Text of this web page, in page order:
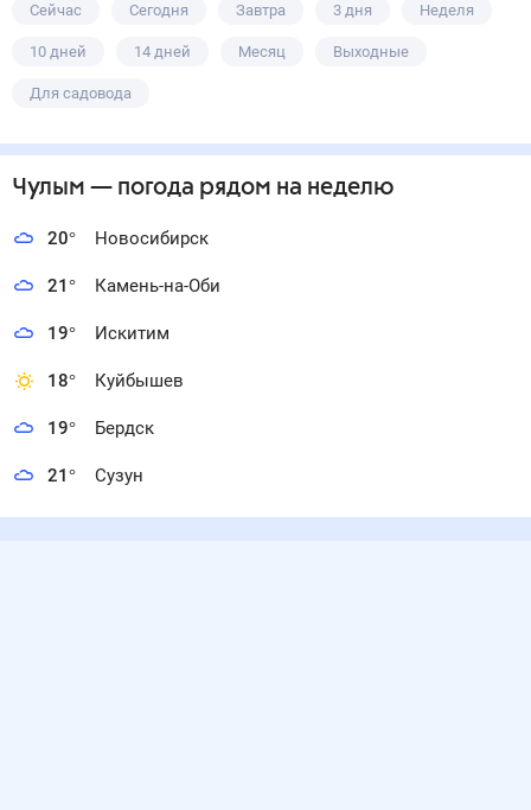
Сейчас Сегодня Завтра 3 дня Неделя
10 дней 14 дней Месяц Выходные
Для садовода
Чулым — погода рядом на неделю
20° Новосибирск
21° Камень-на-Оби
19° Искитим
18° Куйбышев
19° Бердск
21° Сузун